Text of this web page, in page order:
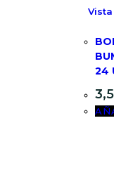
24